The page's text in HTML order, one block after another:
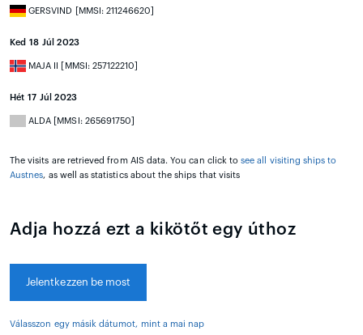
GERSVIND [MMSI: 211246620]
Ked 18 Júl 2023
MAJA II [MMSI: 257122210]
Hét 17 Júl 2023
ALDA [MMSI: 265691750]
The visits are retrieved from AIS data. You can click tosee all visiting ships to
Austnes, as well as statistics about the ships that visits
Adja hozzá ezt a kikötőt egy úthoz
Jelentkezzen be most
Válasszon egy másik dátumot, mint a mai nap